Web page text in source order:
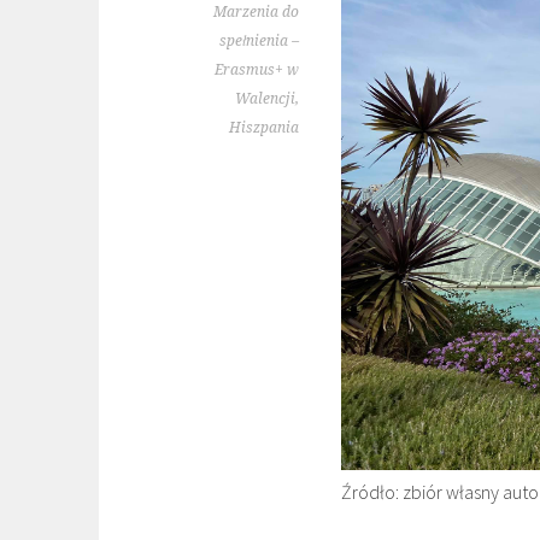
Marzenia do
spełnienia –
Erasmus+ w
Walencji,
Hiszpania
Źródło: zbiór własny